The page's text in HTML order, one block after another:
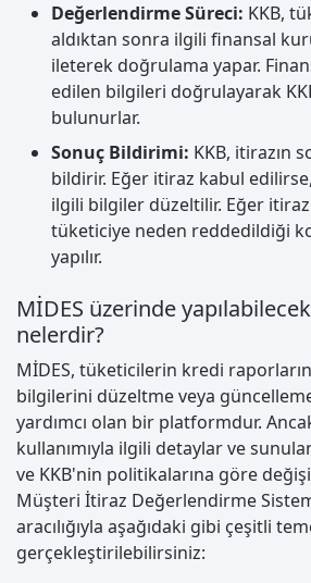
Değerlendirme Süreci: KKB,
aldıktan sonra ilgili finansal
ileterek doğrulama yapar.
edilen bilgileri doğrulayarak
bulunurlar.
Sonuç Bildirimi: KKB, itirazın
bildirir. Eğer itiraz kabul
ilgili bilgiler düzeltilir. Eğer
tüketiciye neden reddedildiği
yapılır.
MİDES üzerinde
nelerdir?
MİDES, tüketicilerin kredi
bilgilerini düzeltme veya
yardımcı olan bir platformdur.
kullanımıyla ilgili detaylar ve
ve KKB'nin politikalarına göre
Müşteri İtiraz Değerlendirme
aracılığıyla aşağıdaki gibi çeşitli
gerçekleştirilebilirsiniz: